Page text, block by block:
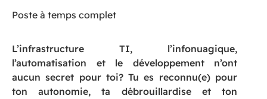
Poste à temps complet
L’infrastructure TI, l’infonuagique,
l’automatisation et le développement n’ont
aucun secret pour toi? Tu es reconnu(e) pour
ton autonomie, ta débrouillardise et ton